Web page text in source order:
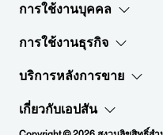
การใช้งานบุคคล
การใช้งานธุรกิจ
บริการหลังการขาย
เกี่ยวกับเอปสัน